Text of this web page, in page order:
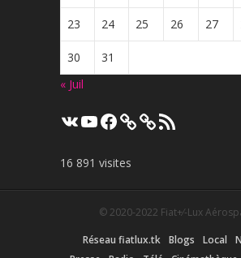
23 24 25 26 27
30
31
« Juil
VK YouTube
Facebook Flux
RSS
16 891 visites
© 2020-2022 Fiat+⁄-Lux
Réseau fiatlux.tk Blogs Local